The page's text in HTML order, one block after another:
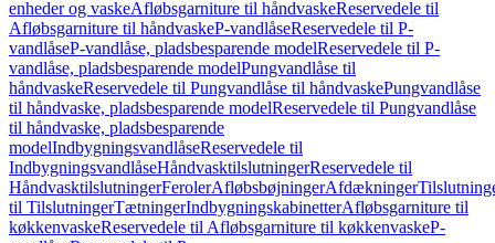
enheder og vaskeAfløbsgarniture til håndvaskeReservedele til
Afløbsgarniture til håndvaskeP-vandlåseReservedele til P-
vandlåseP-vandlåse, pladsbesparende modelReservedele til P-
vandlåse, pladsbesparende modelPungvandlåse til
håndvaskeReservedele til Pungvandlåse til håndvaskePungvandlåse
til håndvaske, pladsbesparende modelReservedele til Pungvandlåse
til håndvaske, pladsbesparende
modelIndbygningsvandlåseReservedele til
IndbygningsvandlåseHåndvasktilslutningerReservedele til
HåndvasktilslutningerFerolerAfløbsbøjningerAfdækninger
til TilslutningerTætningerIndbygningskabinetterAfløbsgarniture til
køkkenvaskeReservedele til Afløbsgarniture til køkkenvaskeP-